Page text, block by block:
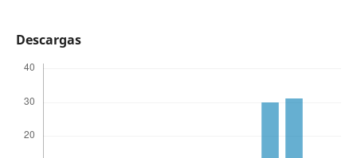
Descargas